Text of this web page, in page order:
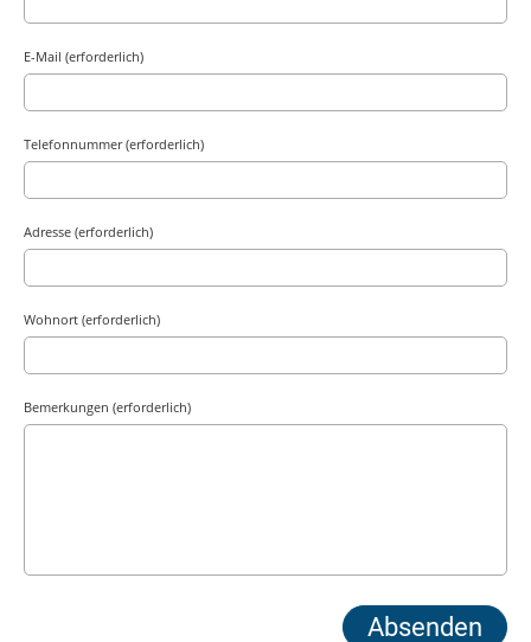
E-Mail (erforderlich)
Telefonnummer (erforderlich)
Adresse (erforderlich)
Wohnort (erforderlich)
Bemerkungen (erforderlich)